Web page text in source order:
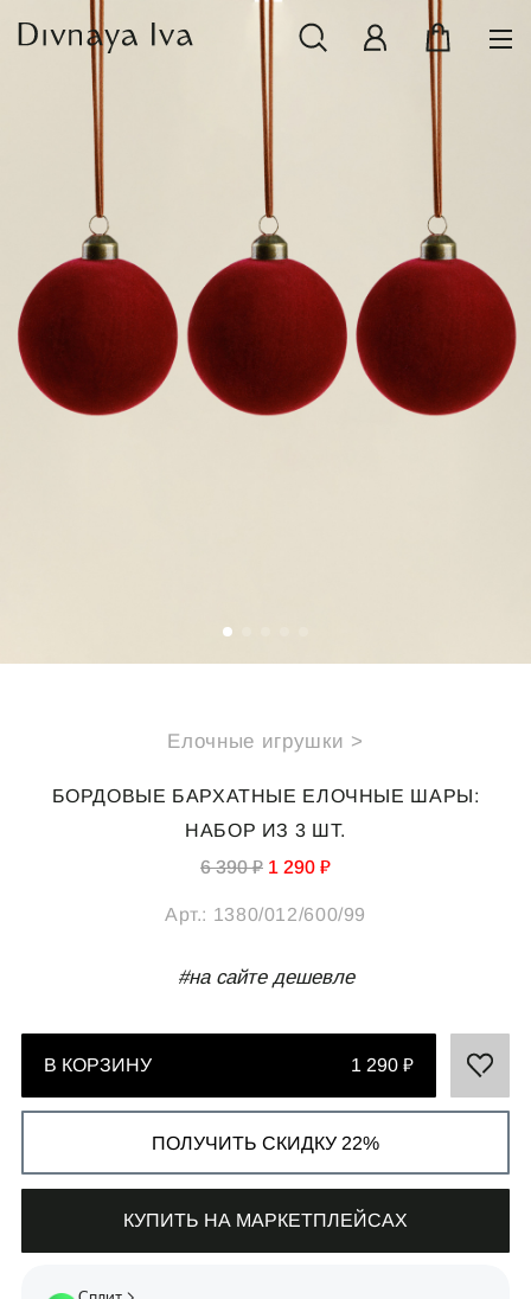
Елочные игрушки >
БОРДОВЫЕ БАРХАТНЫЕ ЕЛОЧНЫЕ ШАРЫ:
НАБОР ИЗ 3 ШТ.
6 390 ₽ 1 290 ₽
Арт.: 1380/012/600/99
#на сайте дешевле
В КОРЗИНУ 1 290 ₽
ПОЛУЧИТЬ СКИДКУ 22%
КУПИТЬ НА МАРКЕТПЛЕЙСАХ
НОВИНКИ
СМОТРЕТЬ ВСЕ
РАСПРОДАЖА
ПОСУДА И СЕРВИРОВКА
ТЕКСТИЛЬ ДЛЯ ДОМА
ДЕКОР ДЛЯ ДОМА
МЕБЕЛЬ
ПОДАРОЧНАЯ КАРТА
Каталог
ПОКУПАТЕЛЯМ
Подарочная карта
Доставка
Оплата
Обмен и возврат
Полезные статьи
КОНТАКТЫ
СВЯЗАТЬСЯ С НАМИ
+7 495 011-28-05